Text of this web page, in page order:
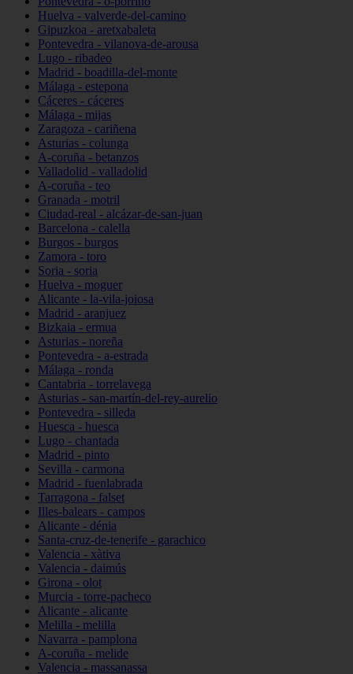
Huelva - valverde-del-camino
Gipuzkoa - aretxabaleta
Pontevedra - vilanova-de-arousa
Lugo - ribadeo
Madrid - boadilla-del-monte
Málaga - estepona
Cáceres - cáceres
Málaga - mijas
Zaragoza - cariñena
Asturias - colunga
A-coruña - betanzos
Valladolid - valladolid
A-coruña - teo
Granada - motril
Ciudad-real - alcázar-de-san-juan
Barcelona - calella
Burgos - burgos
Zamora - toro
Soria - soria
Huelva - moguer
Alicante - la-vila-joiosa
Madrid - aranjuez
Bizkaia - ermua
Asturias - noreña
Pontevedra - a-estrada
Málaga - ronda
Cantabria - torrelavega
Asturias - san-martín-del-rey-aurelio
Pontevedra - silleda
Huesca - huesca
Lugo - chantada
Madrid - pinto
Sevilla - carmona
Madrid - fuenlabrada
Tarragona - falset
Illes-balears - campos
Alicante - dénia
Santa-cruz-de-tenerife - garachico
Valencia - xàtiva
Valencia - daimús
Girona - olot
Murcia - torre-pacheco
Alicante - alicante
Melilla - melilla
Navarra - pamplona
A-coruña - melide
Valencia - massanassa